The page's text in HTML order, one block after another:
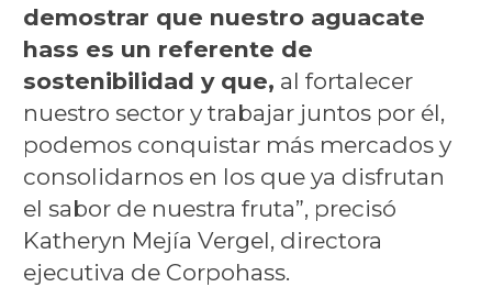
demostrar que nuestro aguacate
hass es un referente de
sostenibilidad y que, al fortalecer
nuestro sector y trabajar juntos por él,
podemos conquistar más mercados y
consolidarnos en los que ya disfrutan
el sabor de nuestra fruta”, precisó
Katheryn Mejía Vergel, directora
ejecutiva de Corpohass.